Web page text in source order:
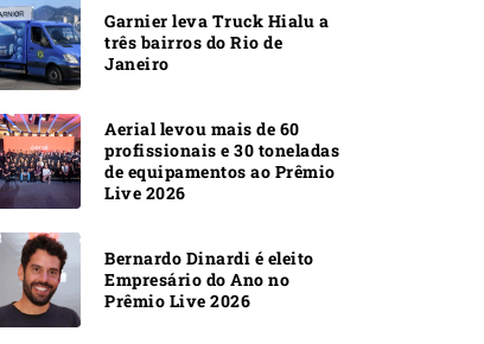
Garnier leva Truck Hialu a
três bairros do Rio de
Janeiro
Aerial levou mais de 60
profissionais e 30 toneladas
de equipamentos ao Prêmio
Live 2026
Bernardo Dinardi é eleito
Empresário do Ano no
Prêmio Live 2026